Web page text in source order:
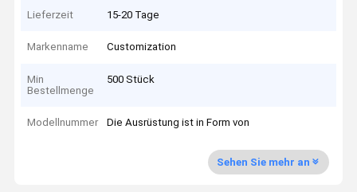
Lieferzeit 15-20 Tage
Markenname Customization
Min
Bestellmenge
500 Stück
Modellnummer Die Ausrüstung ist in Form von
Sehen Sie mehr an